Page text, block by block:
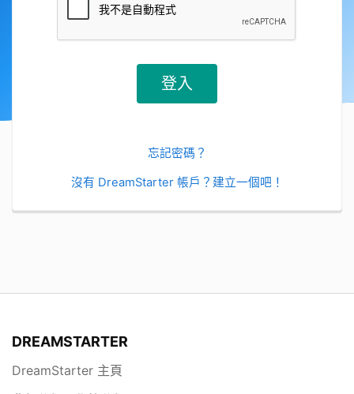
忘記密碼？
沒有 DreamStarter 帳戶？建立一個吧！
DREAMSTARTER
DreamStarter 主頁